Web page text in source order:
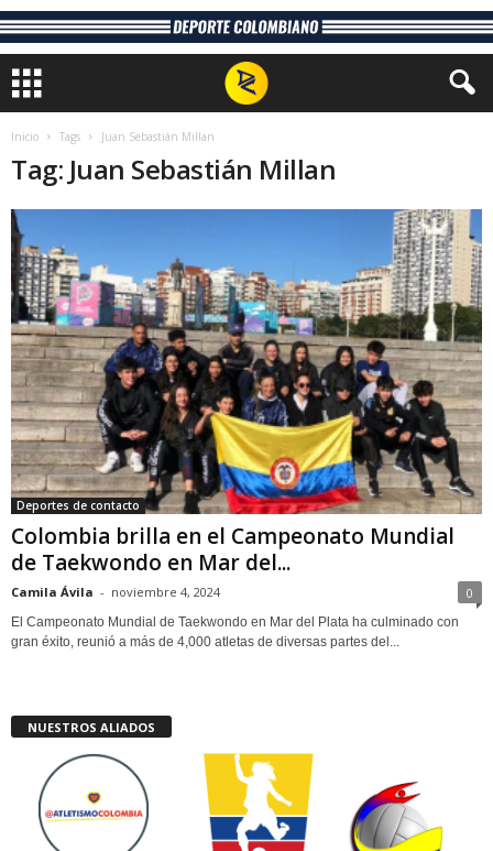
Inicio Tags Juan Sebastián Millan
Tag: Juan Sebastián Millan
Deportes de contacto
Colombia brilla en el Campeonato Mundial
de Taekwondo en Mar del...
Camila Ávila - noviembre 4, 2024 0
El Campeonato Mundial de Taekwondo en Mar del Plata ha culminado con
gran éxito, reunió a más de 4,000 atletas de diversas partes del...
NUESTROS ALIADOS